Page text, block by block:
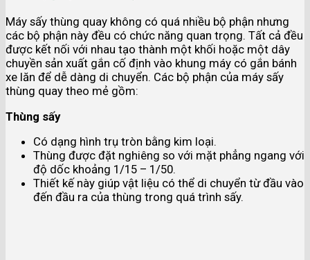
Máy sấy thùng quay không có quá nhiều bộ phận nhưng
các bộ phận này đều có chức năng quan trọng. Tất cả đều
được kết nối với nhau tạo thành một khối hoặc một dây
chuyền sản xuất gắn cố định vào khung máy có gắn bánh
xe lăn để dễ dàng di chuyển. Các bộ phận của máy sấy
thùng quay theo mẻ gồm:
Thùng sấy
Có dạng hình trụ tròn bằng kim loại.
Thùng được đặt nghiêng so với mặt phẳng ngang với
độ dốc khoảng 1/15 – 1/50.
Thiết kế này giúp vật liệu có thể di chuyển từ đầu vào
đến đầu ra của thùng trong quá trình sấy.